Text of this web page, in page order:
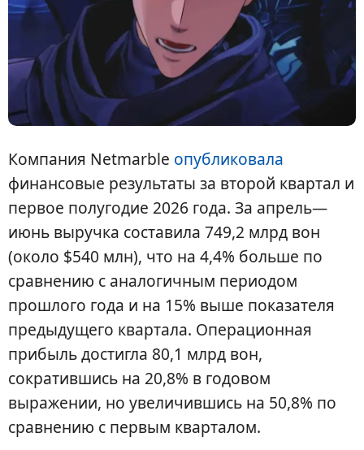
Компания Netmarble опубликовала
финансовые результаты за второй квартал и
первое полугодие 2026 года. За апрель—
июнь выручка составила 749,2 млрд вон
(около $540 млн), что на 4,4% больше по
сравнению с аналогичным периодом
прошлого года и на 15% выше показателя
предыдущего квартала. Операционная
прибыль достигла 80,1 млрд вон,
сократившись на 20,8% в годовом
выражении, но увеличившись на 50,8% по
сравнению с первым кварталом.